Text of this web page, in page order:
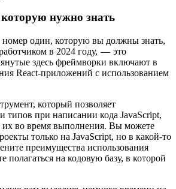
нужно знать
номер один, которую вы должны знать,
в 2024 году, — это
здесь фреймворки включают в
React-приложений с использованием
который позволяет
типов при написании кода JavaScript,
их во время выполнения. Вы можете
только на JavaScript, но в какой-то
преимущества использования
полагаться на кодовую базу, в которой